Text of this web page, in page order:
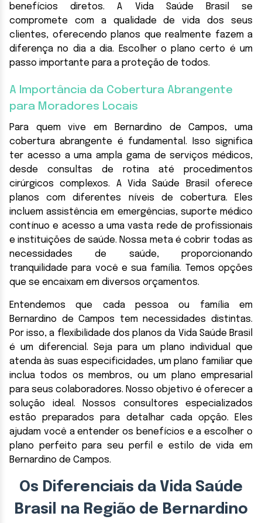
benefícios diretos. A Vida Saúde Brasil se
compromete com a qualidade de vida dos seus
clientes, oferecendo planos que realmente fazem a
diferença no dia a dia. Escolher o plano certo é um
passo importante para a proteção de todos.
A Importância da Cobertura Abrangente
para Moradores Locais
Para quem vive em Bernardino de Campos, uma
cobertura abrangente é fundamental. Isso significa
ter acesso a uma ampla gama de serviços médicos,
desde consultas de rotina até procedimentos
cirúrgicos complexos. A Vida Saúde Brasil oferece
planos com diferentes níveis de cobertura. Eles
incluem assistência em emergências, suporte médico
contínuo e acesso a uma vasta rede de profissionais
e instituições de saúde. Nossa meta é cobrir todas as
necessidades de saúde, proporcionando
tranquilidade para você e sua família. Temos opções
que se encaixam em diversos orçamentos.
Entendemos que cada pessoa ou família em
Bernardino de Campos tem necessidades distintas.
Por isso, a flexibilidade dos planos da Vida Saúde Brasil
é um diferencial. Seja para um plano individual que
atenda às suas especificidades, um plano familiar que
inclua todos os membros, ou um plano empresarial
para seus colaboradores. Nosso objetivo é oferecer a
solução ideal. Nossos consultores especializados
estão preparados para detalhar cada opção. Eles
ajudam você a entender os benefícios e a escolher o
plano perfeito para seu perfil e estilo de vida em
Bernardino de Campos.
Os Diferenciais da Vida Saúde
Brasil na Região de Bernardino